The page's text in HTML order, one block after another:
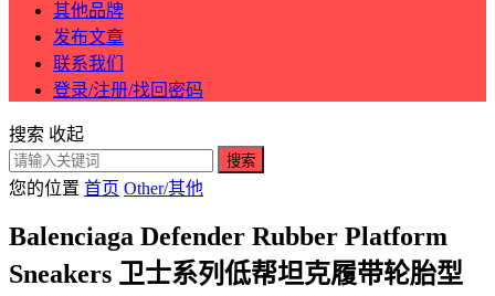
其他品牌
发布文章
联系我们
登录/注册/找回密码
搜索 收起
搜索
您的位置 首页 Other/其他
Balenciaga Defender Rubber Platform
Sneakers 卫士系列低帮坦克履带轮胎型